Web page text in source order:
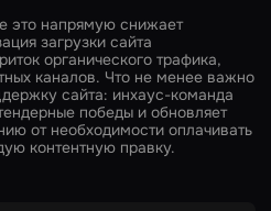
это напрямую снижает
загрузки сайта
органического трафика,
каналов. Что не менее важно
сайта: инхаус-команда
победы и обновляет
от необходимости оплачивать
контентную правку.